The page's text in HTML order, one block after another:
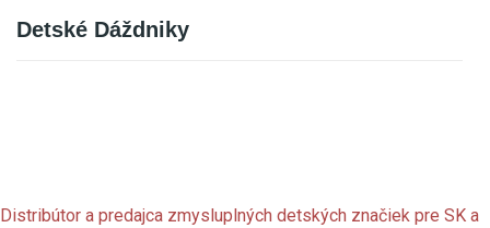
Detské Dáždniky
Distribútor a predajca zmysluplných detských značiek pre SK a